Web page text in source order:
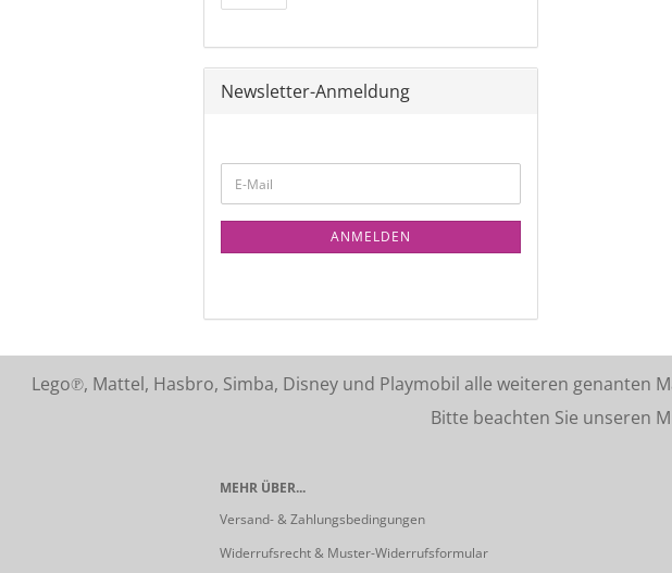
Newsletter-Anmeldung
ANMELDEN
Lego℗, Mattel, Hasbro, Simba, Disney und Playmobil alle weiteren genanten
Bitte beachten Sie unseren
MEHR ÜBER...
Versand- & Zahlungsbedingungen
Widerrufsrecht & Muster-Widerrufsformular